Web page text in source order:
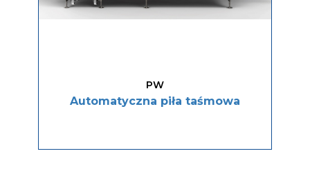
PW
Automatyczna piła taśmowa